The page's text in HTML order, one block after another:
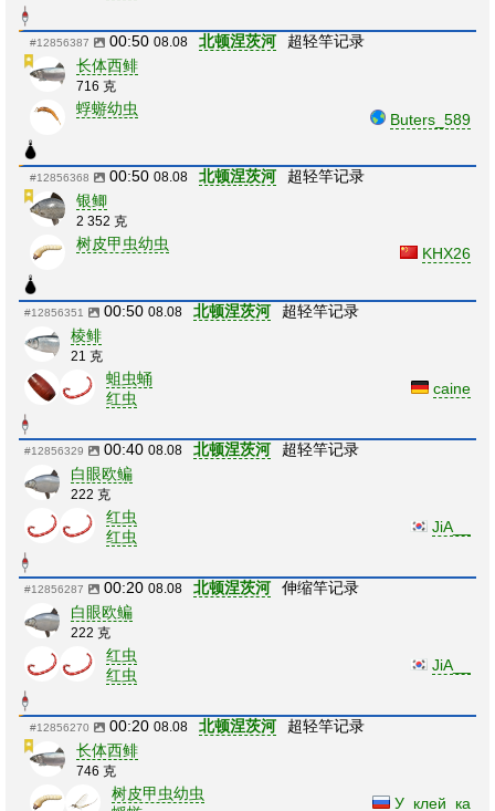
#12856387 00:50 08.08 北顿涅茨河
超轻竿记录
长体西鲱
716 克
蜉蝣幼虫
Buters_589
#12856368 00:50 08.08 北顿涅茨河
超轻竿记录
银鲫
2 352 克
树皮甲虫幼虫
KHX26
#12856351 00:50 08.08 北顿涅茨河
超轻竿记录
棱鲱
21 克
蛆虫蛹
红虫
caine
#12856329 00:40 08.08 北顿涅茨河
超轻竿记录
白眼欧鳊
222 克
红虫
红虫
JiA__
#12856287 00:20 08.08 北顿涅茨河
伸缩竿记录
白眼欧鳊
222 克
红虫
红虫
JiA__
#12856270 00:20 08.08 北顿涅茨河
超轻竿记录
长体西鲱
746 克
树皮甲虫幼虫
У_клей_ка